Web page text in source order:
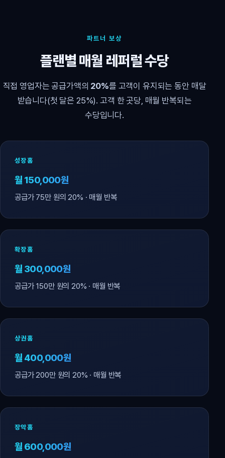
파트너 보상
플랜별 매월 레퍼럴 수당
직접 영업자는 공급가액의 20%를 고객이 유지되는 동안 매달
받습니다(첫 달은 25%). 고객 한 곳당, 매월 반복되는
수당입니다.
성장홈
월 150,000원
공급가 75만 원의 20% · 매월 반복
확장홈
월 300,000원
공급가 150만 원의 20% · 매월 반복
상권홈
월 400,000원
공급가 200만 원의 20% · 매월 반복
장악홈
월 600,000원